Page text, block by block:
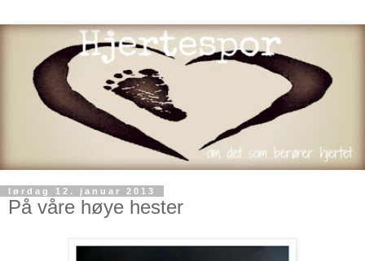
lørdag 12. januar 2013
På våre høye hester